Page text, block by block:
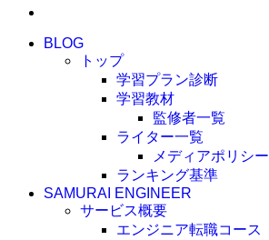
BLOG
トップ
学習プラン診断
学習教材
監修者一覧
ライター一覧
メディアポリシー
ランキング基準
SAMURAI ENGINEER
サービス概要
エンジニア転職コース